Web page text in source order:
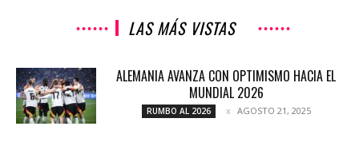
LAS MÁS VISTAS
ALEMANIA AVANZA CON OPTIMISMO HACIA EL
MUNDIAL 2026
RUMBO AL 2026 AGOSTO 21, 2025